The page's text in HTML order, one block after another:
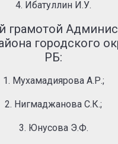
4. Ибатуллин И.У.
грамотой
городского
РБ:
1. Мухамадиярова А.Р.;
2. Нигмаджанова С.К.;
3. Юнусова Э.Ф.